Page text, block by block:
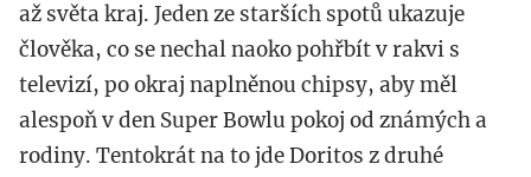
až světa kraj. Jeden ze starších spotů ukazuje
člověka, co se nechal naoko pohřbít v rakvi s
televizí, po okraj naplněnou chipsy, aby měl
alespoň v den Super Bowlu pokoj od známých a
rodiny. Tentokrát na to jde Doritos z druhé